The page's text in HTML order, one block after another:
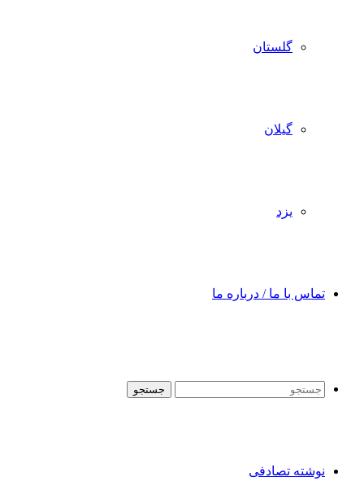
گلستان
گیلان
یزد
تماس با ما / درباره ما
جستجو
نوشته تصادفی